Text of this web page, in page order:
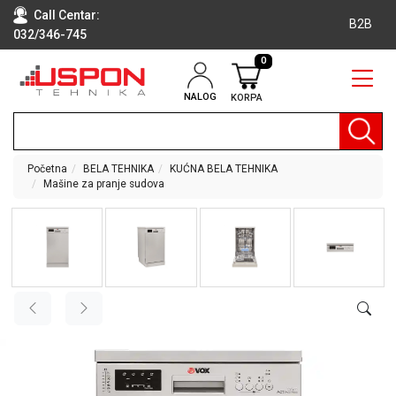
Call Centar:
032/346-745
B2B
NALOG KORPA
0
RAČUNARI
TEHNIKA
KLIME I
DODATNA
Početna BELA TEHNIKA
KUĆNA BELA TEHNIKA
Mašine za pranje sudova